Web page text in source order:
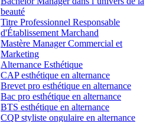
beauté
Titre Professionnel Responsable
d'Établissement Marchand
Mastère Manager Commercial et
Marketing
Alternance Esthétique
CAP esthétique en alternance
Brevet pro esthétique en alternance
Bac pro esthétique en alternance
BTS esthétique en alternance
CQP styliste ongulaire en alternance